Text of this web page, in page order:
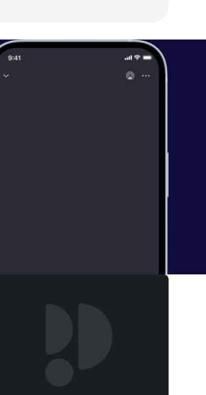
es andere Wege gibt,
dann öffnen sich spannende